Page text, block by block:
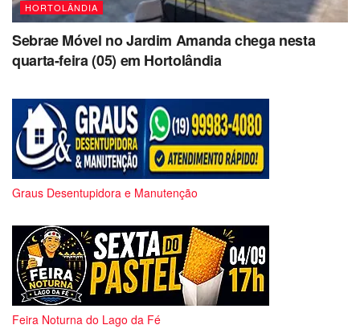
HORTOLÂNDIA
Sebrae Móvel no Jardim Amanda chega nesta
quarta-feira (05) em Hortolândia
Graus Desentupidora e Manutenção
Feira Noturna do Lago da Fé